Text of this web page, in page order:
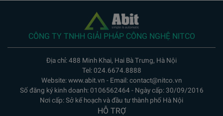
CÔNG TY TNHH GIẢI PHÁP CÔNG NGHỆ NITCO
Địa chỉ: 488 Minh Khai, Hai Bà Trưng, Hà Nội
Tel: 024.6674.8888
Website: www.abit.vn - Email: contact@nitco.vn
Số đăng ký kinh doanh: 0106562464 - Ngày cấp: 30/09/2016
Nơi cấp: Sở kế hoạch và đầu tư thành phố Hà Nội
HỖ TRỢ